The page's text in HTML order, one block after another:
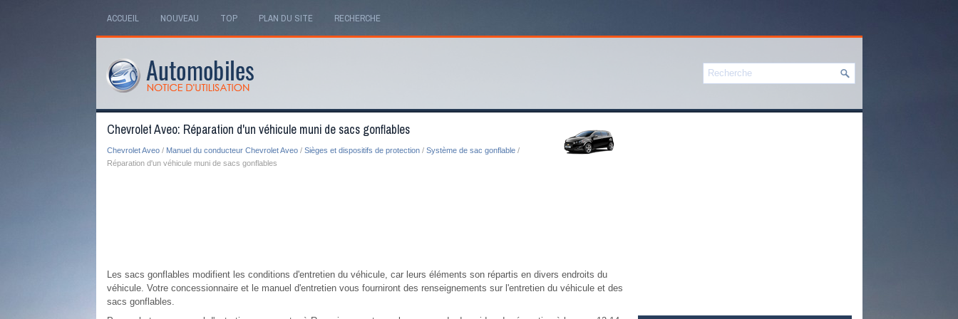
ACCUEIL NOUVEAU TOP PLAN DU SITE RECHERCHE
Chevrolet Aveo: Réparation d'un véhicule muni de sacs gonflables
Chevrolet Aveo/ Manuel du conducteur Chevrolet Aveo/ Sièges et dispositifs de protection/ Système de sac gonflable/
Réparation d'un véhicule muni de sacs gonflables
Les sacs gonflables modifient les conditions d'entretien du véhicule, car leurs éléments son répartis en divers endroits du
véhicule. Votre concessionnaire et le manuel d'entretien vous fourniront des renseignements sur l'entretien du véhicule et des
sacs gonflables.